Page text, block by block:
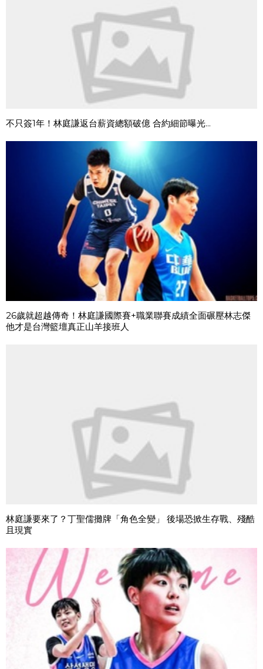
不只簽1年！林庭謙返台薪資總額破億 合約細節曝光...
26歲就超越傳奇！林庭謙國際賽+職業聯賽成績全面碾壓林志傑
他才是台灣籃壇真正山羊接班人
林庭謙要來了？丁聖儒攤牌「角色全變」 後場恐掀生存戰、殘酷
且現實